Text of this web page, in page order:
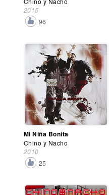
2015
96
Mi Niña Bonita
Chino y Nacho
2010
25